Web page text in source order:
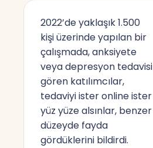
2022’de yaklaşık 1.500
kişi üzerinde yapılan bir
çalışmada, anksiyete
veya depresyon tedavisi
gören katılımcılar,
tedaviyi ister online ister
yüz yüze alsınlar, benzer
düzeyde fayda
gördüklerini bildirdi.